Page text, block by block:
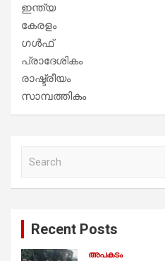
ഇന്ത്യ
കേരളം
ഗൾഫ്
പ്രാദേശികം
രാഷ്ട്രീയം
സാമ്പത്തികം
Recent Posts
അപകടം